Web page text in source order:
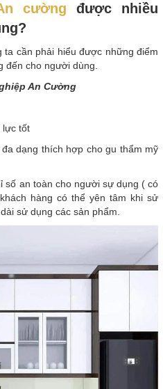
cường được nhiều
cần phải hiểu được những điểm
đến cho người dùng.
An Cường
lực tốt
dạng thích hợp cho gu thẩm mỹ
số an toàn cho người sự dụng ( có
hàng có thể yên tâm khi sử
sử dụng các sản phẩm.